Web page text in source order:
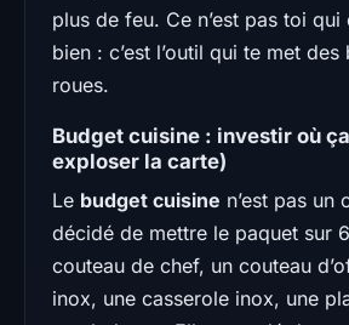
plus de feu. Ce n’est pas toi qui
bien : c’est l’outil qui te met
roues.
Budget cuisine : investir où
exploser la carte)
Le budget cuisine n’est pas un
décidé de mettre le paquet sur
couteau de chef, un couteau
inox, une casserole inox, une